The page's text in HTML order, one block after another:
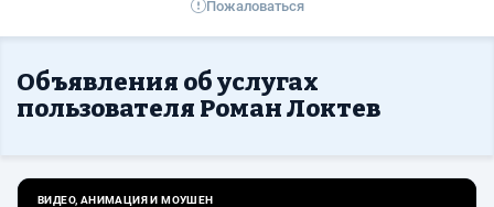
Пожаловаться
Объявления об услугах
пользователя Роман Локтев
ВИДЕО, АНИМАЦИЯ И МОУШЕН
Назад